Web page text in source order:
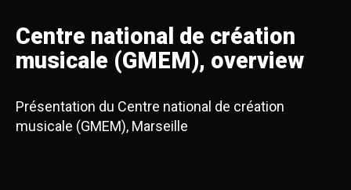
Centre national de création
musicale (GMEM), overview
Présentation du Centre national de création
musicale (GMEM), Marseille